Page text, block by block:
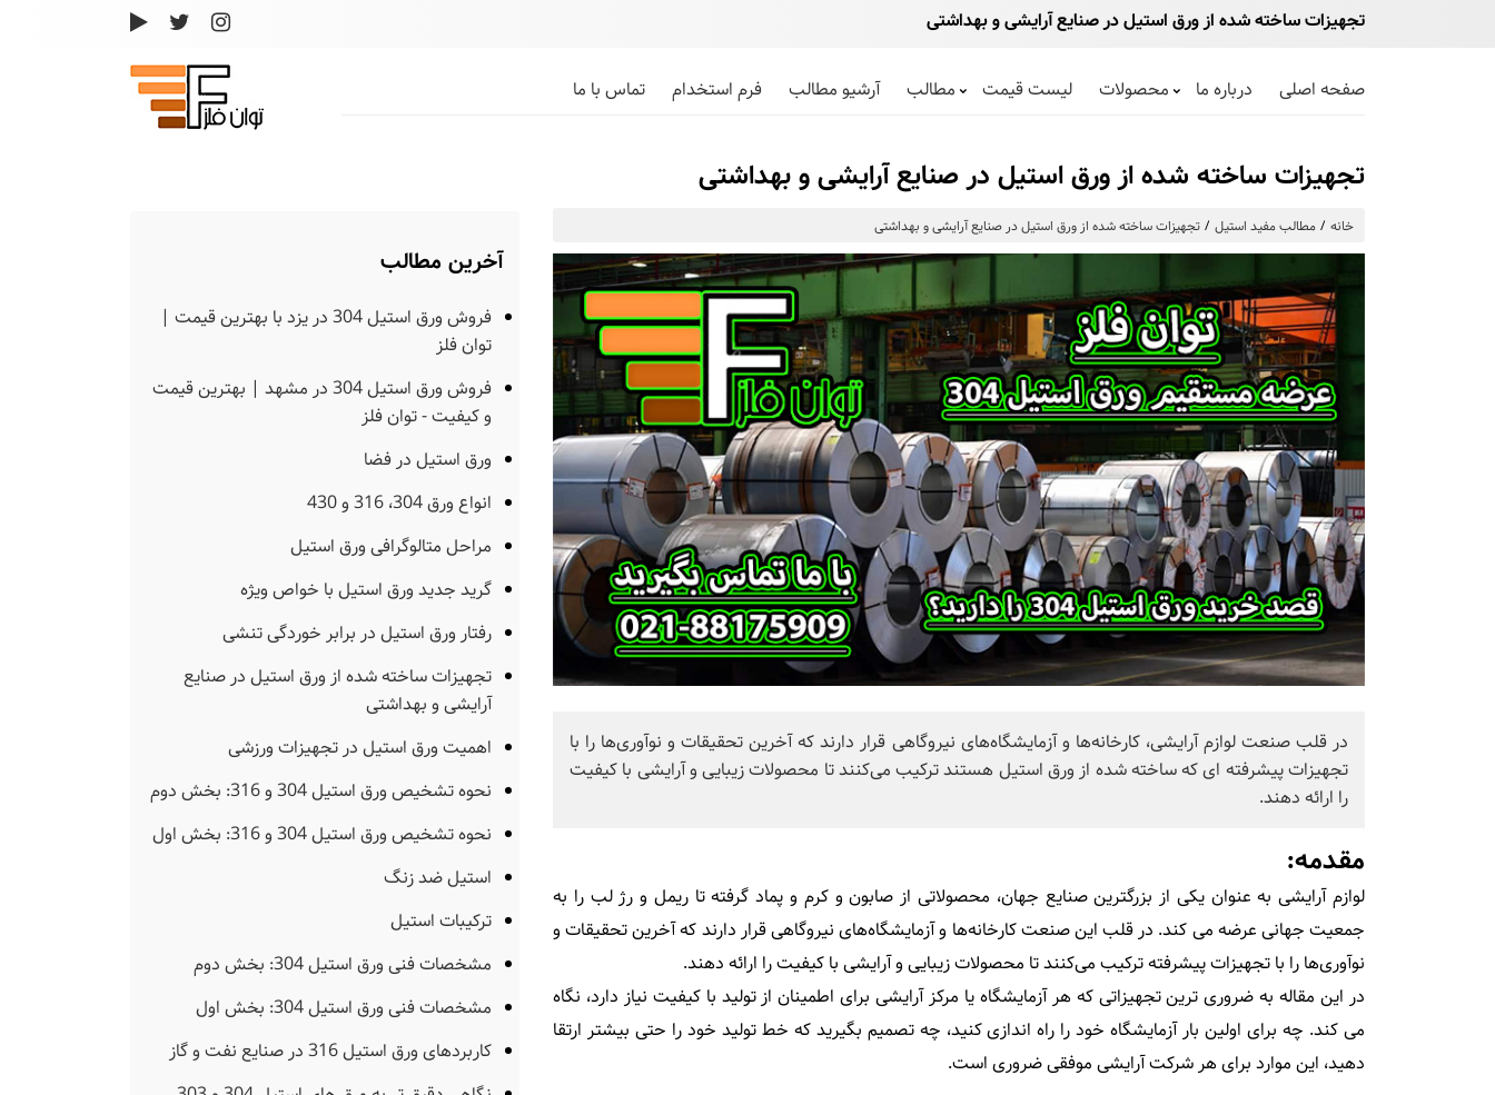
تجهیزات ساخته شده از ورق استیل در صنایع آرایشی و بهداشتی
صفحه اصلی درباره ما محصولات لیست قیمت مطالب آرشیو مطالب فرم استخدام تماس با ما
تجهیزات ساخته شده از ورق استیل در صنایع آرایشی و بهداشتی
خانه مطالب مفید استیل تجهیزات ساخته شده از ورق استیل در صنایع آرایشی و بهداشتی
در قلب صنعت لوازم آرایشی، کارخانه‌ها و آزمایشگاه‌های نیروگاهی قرار دارند که آخرین تحقیقات و نوآوری‌ها را با
تجهیزات پیشرفته ای که ساخته شده از ورق استیل هستند ترکیب می‌کنند تا محصولات زیبایی و آرایشی با کیفیت
را ارائه دهند.
مقدمه:
لوازم آرایشی به عنوان یکی از بزرگترین صنایع جهان، محصولاتی از صابون و کرم و پماد گرفته تا ریمل و رژ لب را به
جمعیت جهانی عرضه می کند. در قلب این صنعت کارخانه‌ها و آزمایشگاه‌های نیروگاهی قرار دارند که آخرین تحقیقات و
نوآوری‌ها را با تجهیزات پیشرفته ترکیب می‌کنند تا محصولات زیبایی و آرایشی با کیفیت را ارائه دهند.
در این مقاله به ضروری ترین تجهیزاتی که هر آزمایشگاه یا مرکز آرایشی برای اطمینان از تولید با کیفیت نیاز دارد، نگاه
می کند. چه برای اولین بار آزمایشگاه خود را راه اندازی کنید، چه تصمیم بگیرید که خط تولید خود را حتی بیشتر ارتقا
دهید، این موارد برای هر شرکت آرایشی موفقی ضروری است.
آخرین مطالب
فروش ورق استیل 304 در یزد با بهترین قیمت |
توان فلز
فروش ورق استیل 304 در مشهد | بهترین قیمت
و کیفیت - توان فلز
ورق استیل در فضا
انواع ورق 304، 316 و 430
مراحل متالوگرافی ورق استیل
گرید جدید ورق استیل با خواص ویژه
رفتار ورق استیل در برابر خوردگی تنشی
تجهیزات ساخته شده از ورق استیل در صنایع
آرایشی و بهداشتی
اهمیت ورق استیل در تجهیزات ورزشی
نحوه تشخیص ورق استیل 304 و 316: بخش دوم
نحوه تشخیص ورق استیل 304 و 316: بخش اول
استیل ضد زنگ
ترکیبات استیل
مشخصات فنی ورق استیل 304: بخش دوم
مشخصات فنی ورق استیل 304: بخش اول
کاربردهای ورق استیل 316 در صنایع نفت و گاز